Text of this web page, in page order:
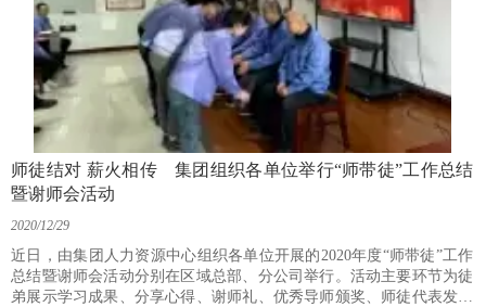
师徒结对 薪火相传 集团组织各单位举行“师带徒”工作总结
暨谢师会活动
2020/12/29
近日，由集团人力资源中心组织各单位开展的2020年度“师带徒”工作
总结暨谢师会活动分别在区域总部、分公司举行。活动主要环节为徒
弟展示学习成果、分享心得、谢师礼、优秀导师颁奖、师徒代表发言